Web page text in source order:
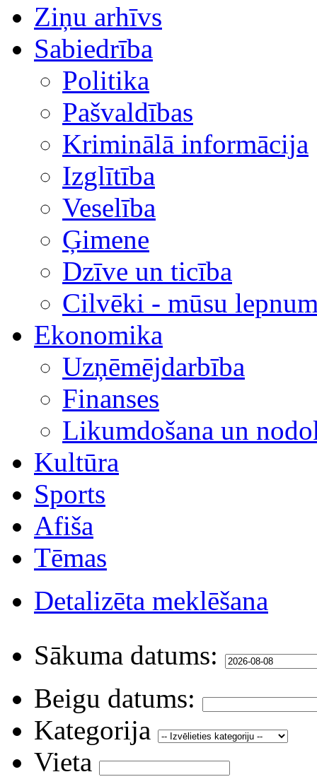
Ziņu arhīvs
Sabiedrība
Politika
Pašvaldības
Kriminālā informācija
Izglītība
Veselība
Ģimene
Dzīve un ticība
Cilvēki - mūsu
Ekonomika
Uzņēmējdarbība
Finanses
Likumdošana un
Kultūra
Sports
Afiša
Tēmas
Detalizēta meklēšana
Sākuma datums:
Beigu datums:
Kategorija
Vieta